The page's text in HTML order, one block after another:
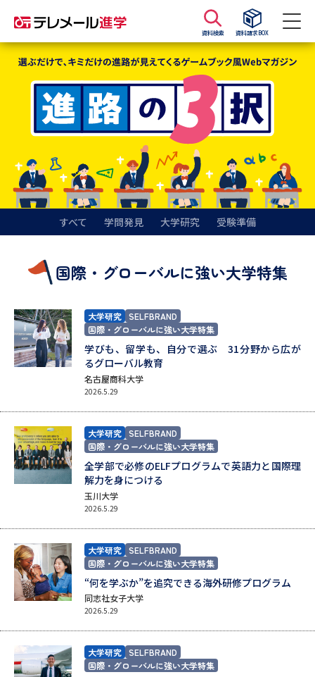
資料検索 資料請求BOX
資料検索
大学・短大の資料種類から請求
大学パンフ 学部・学科パンフ
総合型選抜・学校推薦型選抜 募
集要項＆願書
大学入学共通テスト利用選抜の
募集要項＆願書
大学・短大以外の資料から請求
専門学校の資料請求 大学院の資料請求
留学・進学関連、塾・予備校
大学入学共通テスト「受験案
大学入学共通テスト「受験上の
幼稚園教員資格認定試験 小学校教員資格認定試験
高等学校（情報）教員資格認定
試験
大学研究 大学検索
大学で学べる内容や特徴を調べる
集
データサイエンス特集 奨学金・特待生制度特集
すべて 学問発見 大学研究 受験準備
国際・グローバルに強い大学特集
大学研究 SELFBRAND
国際・グローバルに強い大学特集
学びも、留学も、自分で選ぶ 31分野から広が
るグローバル教育
名古屋商科大学
2026.5.29
大学研究 SELFBRAND
国際・グローバルに強い大学特集
全学部で必修のELFプログラムで英語力と国際理
解力を身につける
玉川大学
2026.5.29
大学研究 SELFBRAND
国際・グローバルに強い大学特集
“何を学ぶか”を追究できる海外研修プログラム
同志社女子大学
2026.5.29
大学研究 SELFBRAND
国際・グローバルに強い大学特集